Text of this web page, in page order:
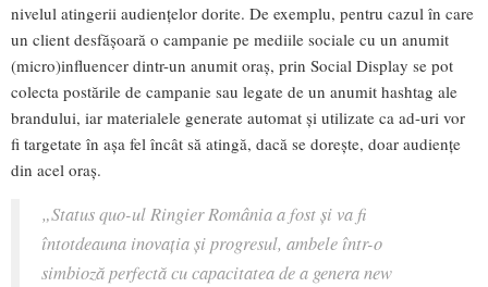
nivelul atingerii audiențelor dorite. De exemplu, pentru cazul în care
un client desfășoară o campanie pe mediile sociale cu un anumit
(micro)influencer dintr-un anumit oraș, prin Social Display se pot
colecta postările de campanie sau legate de un anumit hashtag ale
brandului, iar materialele generate automat și utilizate ca ad-uri vor
fi targetate în așa fel încât să atingă, dacă se dorește, doar audiențe
din acel oraș.
„Status quo-ul Ringier România a fost și va fi
întotdeauna inovația și progresul, ambele într-o
simbioză perfectă cu capacitatea de a genera new